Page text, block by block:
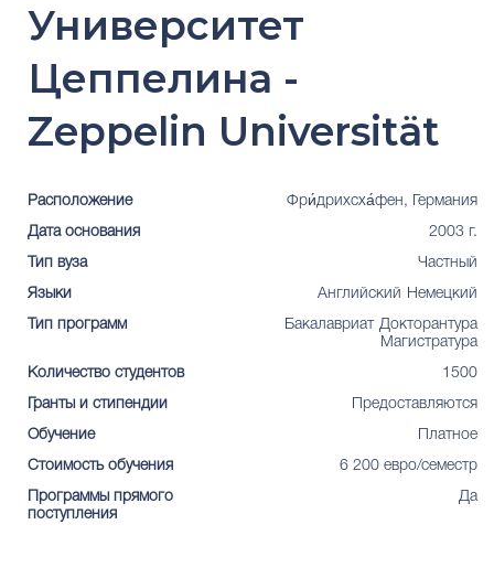
Университет
Цеппелина -
Zeppelin Universität
Расположение Фри́дрихсха́фен, Германия
Дата основания 2003 г.
Тип вуза Частный
Языки Английский Немецкий
Тип программ Бакалавриат Докторантура
Магистратура
Количество студентов 1500
Гранты и стипендии Предоставляются
Обучение Платное
Стоимость обучения 6 200 евро/семестр
Программы прямого
поступления
Да